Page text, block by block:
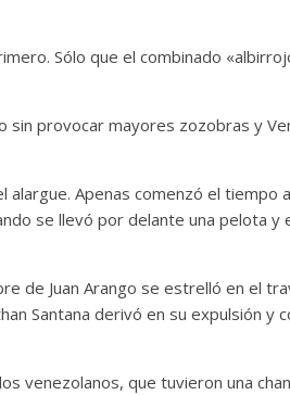
Sólo que el combinado
provocar mayores zozobras y
Apenas comenzó el tiempo
se llevó por delante una pelota y
de Juan Arango se estrelló en el
Santana derivó en su expulsión y
venezolanos, que tuvieron una